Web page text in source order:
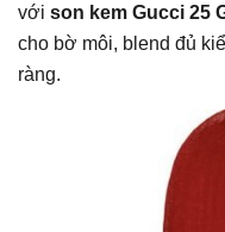
với son kem Gucci 25
cho bờ môi, blend đủ
ràng.